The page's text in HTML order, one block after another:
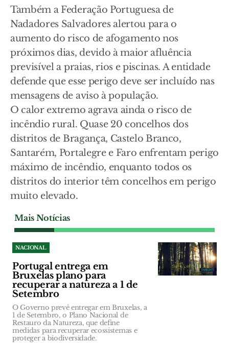
Também a Federação Portuguesa de
Nadadores Salvadores alertou para o
aumento do risco de afogamento nos
próximos dias, devido à maior afluência
previsível a praias, rios e piscinas. A entidade
defende que esse perigo deve ser incluído nas
mensagens de aviso à população.
O calor extremo agrava ainda o risco de
incêndio rural. Quase 20 concelhos dos
distritos de Bragança, Castelo Branco,
Santarém, Portalegre e Faro enfrentam perigo
máximo de incêndio, enquanto todos os
distritos do interior têm concelhos em perigo
muito elevado.
Mais Notícias
NACIONAL
Portugal entrega em
Bruxelas plano para
recuperar a natureza a 1 de
Setembro
O Governo prevê entregar em Bruxelas, a
1 de Setembro, o Plano Nacional de
Restauro da Natureza, que define
medidas para recuperar ecossistemas e
proteger a biodiversidade.